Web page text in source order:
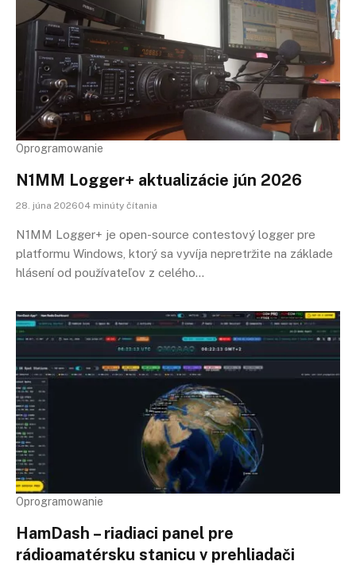
Oprogramowanie
N1MM Logger+ aktualizácie jún 2026
28. júna 202604 minúty čítania
N1MM Logger+ je open-source contestový logger pre
platformu Windows, ktorý sa vyvíja nepretržite na základe
hlásení od používateľov z celého…
Oprogramowanie
HamDash – riadiaci panel pre
rádioamatérsku stanicu v prehliadači